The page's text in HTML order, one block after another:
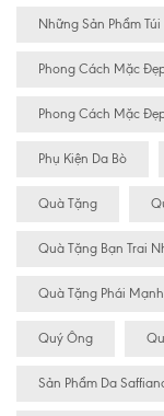
Những Sản Phẩm
Phong Cách Mặc
Phong Cách Mặc
Phụ Kiện Da Bò
Quà Tặng
Quà Tặng Bạn Trai
Quà Tặng Phái Mạnh
Quý Ông
Sản Phẩm Da